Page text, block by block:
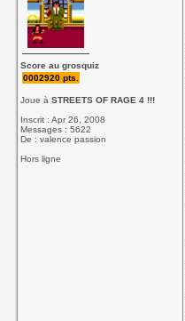
Score au grosquiz
0002920 pts.
Joue àSTREETS OF RAGE 4 !!!
Inscrit : Apr 26, 2008
Messages : 5622
De : valence passion
Hors ligne